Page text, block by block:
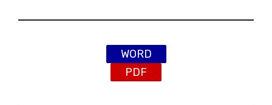
WORD
PDF